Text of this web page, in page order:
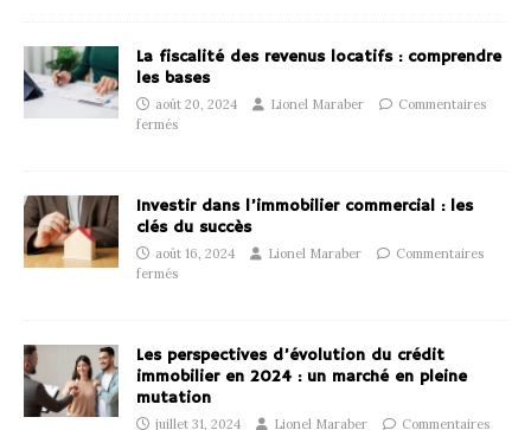
La fiscalité des revenus locatifs : comprendre
les bases
août 20, 2024 Lionel Maraber
Commentaires
fermés
Investir dans l’immobilier commercial : les
clés du succès
août 16, 2024 Lionel Maraber
Commentaires
fermés
Les perspectives d’évolution du crédit
immobilier en 2024 : un marché en pleine
mutation
juillet 31, 2024 Lionel Maraber Commentaires